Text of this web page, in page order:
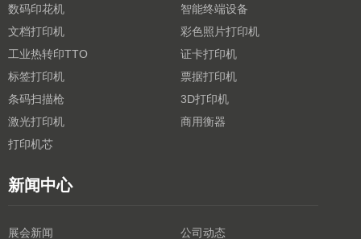
数码印花机
智能终端设备
文档打印机
彩色照片打印机
工业热转印TTO
证卡打印机
标签打印机
票据打印机
条码扫描枪
3D打印机
激光打印机
商用衡器
打印机芯
新闻中心
展会新闻
公司动态